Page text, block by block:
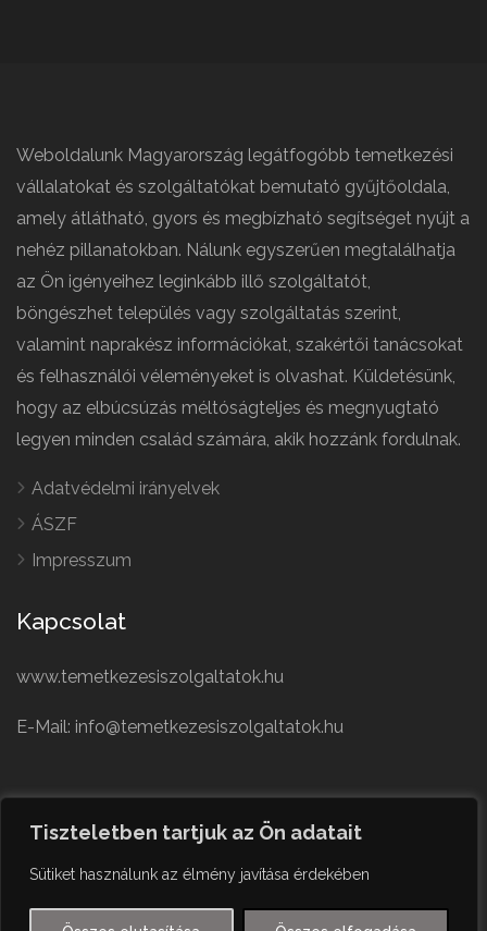
Tiszteletben tartjuk az Ön adatait
Sütiket használunk az élmény javítása érdekében
Weboldalunk Magyarország legátfogóbb temetkezési
vállalatokat és szolgáltatókat bemutató gyűjtőoldala,
amely átlátható, gyors és megbízható segítséget nyújt a
nehéz pillanatokban. Nálunk egyszerűen megtalálhatja
az Ön igényeihez leginkább illő szolgáltatót,
böngészhet település vagy szolgáltatás szerint,
valamint naprakész információkat, szakértői tanácsokat
és felhasználói véleményeket is olvashat. Küldetésünk,
hogy az elbúcsúzás méltóságteljes és megnyugtató
legyen minden család számára, akik hozzánk fordulnak.
Adatvédelmi irányelvek
ÁSZF
Impresszum
Kapcsolat
www.temetkezesiszolgaltatok.hu
E-Mail: info@temetkezesiszolgaltatok.hu
English
Czech
German